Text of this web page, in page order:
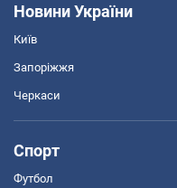
Новини України
Київ
Запоріжжя
Черкаси
Спорт
Футбол